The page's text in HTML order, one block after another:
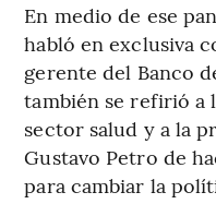
En medio de ese
habló en exclusiva
gerente del Banco
también se refirió a
sector salud y a la
Gustavo Petro de
para cambiar la